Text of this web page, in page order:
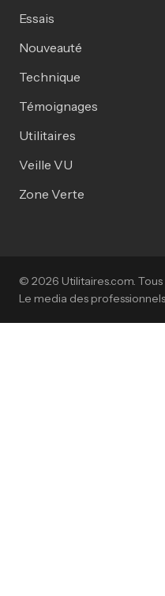
Essais
Nouveauté
Technique
Témoignages
Utilitaires
Veille VU
Zone Verte
© 2026 Utilitaires.com.
Le media des